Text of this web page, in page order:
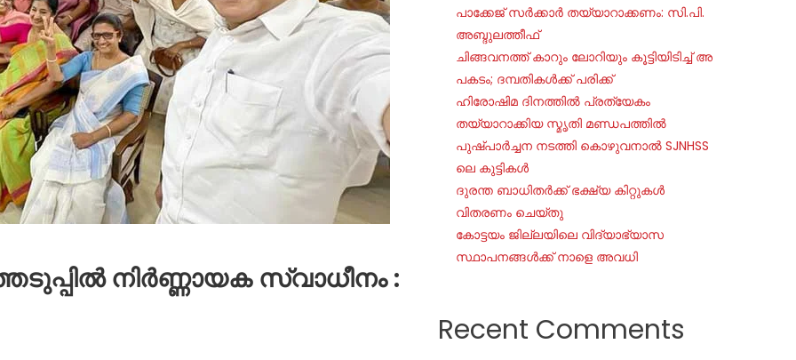
നിർണ്ണായക സ്വാധീനം :
പാക്കേജ് സർക്കാർ തയ്യാറാക്കണം: സി.പി.
അബ്ദുലത്തീഫ്
ചി​ങ്ങ​വ​ന​ത്ത് കാ​റും ലോ​റി​യും കൂ​ട്ടി​യി​ടി​ച്ച് അ​
പ​ക​ടം; ദ​മ്പ​തി​ക​ൾ​ക്ക് പ​രി​ക്ക്
ഹിരോഷിമ ദിനത്തിൽ പ്രത്യേകം
തയ്യാറാക്കിയ സ്മൃതി മണ്ഡപത്തിൽ
പുഷ്പാർച്ചന നടത്തി കൊഴുവനാൽ SJNHSS
ലെ കുട്ടികൾ
ദുരന്ത ബാധിതർക്ക് ഭക്ഷ്യ കിറ്റുകൾ
വിതരണം ചെയ്തു
കോട്ടയം ജില്ലയിലെ വിദ്യാഭ്യാസ
സ്ഥാപനങ്ങൾക്ക് നാളെ അവധി
Recent Comments